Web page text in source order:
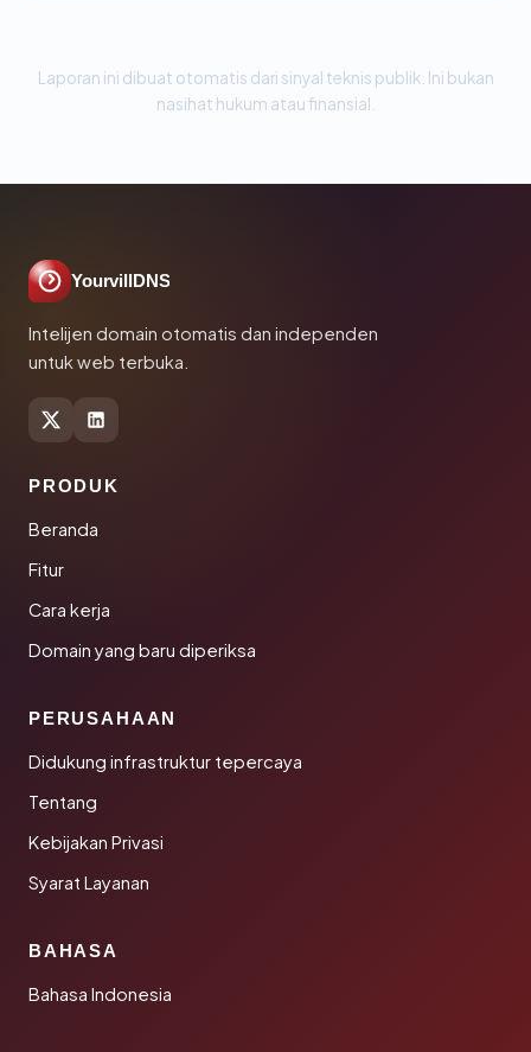
Laporan ini dibuat otomatis dari sinyal teknis publik. Ini bukan
nasihat hukum atau finansial.
YourvillDNS
Intelijen domain otomatis dan independen
untuk web terbuka.
PRODUK
Beranda
Fitur
Cara kerja
Domain yang baru diperiksa
PERUSAHAAN
Didukung infrastruktur tepercaya
Tentang
Kebijakan Privasi
Syarat Layanan
BAHASA
Bahasa Indonesia